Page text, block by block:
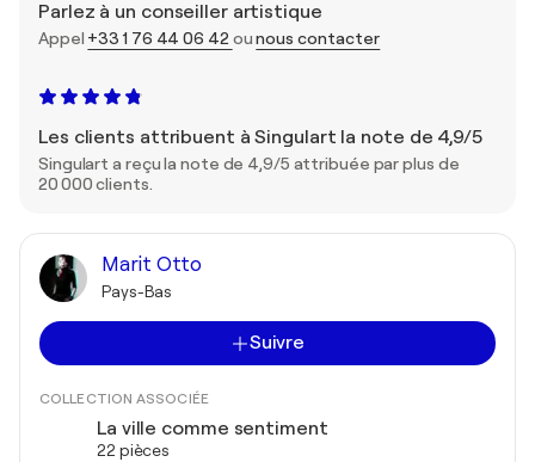
Parlez à un conseiller artistique
Appel +33 1 76 44 06 42ounous contacter
Les clients attribuent à Singulart la note de 4,9/5
Singulart a reçu la note de 4,9/5 attribuée par plus de
20 000 clients.
Marit Otto
Pays-Bas
Suivre
COLLECTION ASSOCIÉE
La ville comme sentiment
22 pièces